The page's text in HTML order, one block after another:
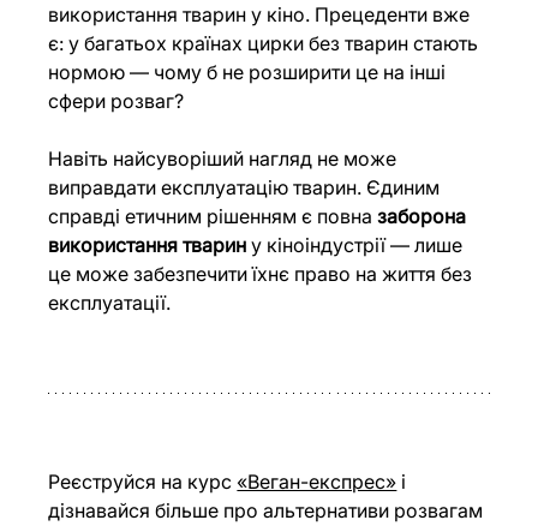
використання тварин у кіно. Прецеденти вже
є: у багатьох країнах цирки без тварин стають
нормою — чому б не розширити це на інші
сфери розваг?
Навіть найсуворіший нагляд не може
виправдати експлуатацію тварин. Єдиним
справді етичним рішенням є повна заборона
використання тварин у кіноіндустрії — лише
це може забезпечити їхнє право на життя без
експлуатації.
Реєструйся на курс «Веган-експрес» і
дізнавайся більше про альтернативи розвагам